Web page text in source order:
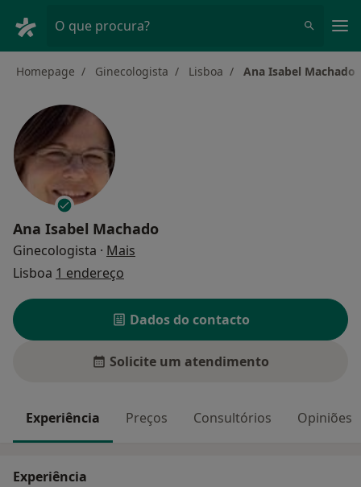
O que procura?
Homepage Ginecologista Lisboa Ana Isabel Machado
Ana Isabel Machado
Ginecologista · Mais
Lisboa 1 endereço
Dados do contacto
Solicite um atendimento
Experiência Preços Consultórios Opiniões
Experiência